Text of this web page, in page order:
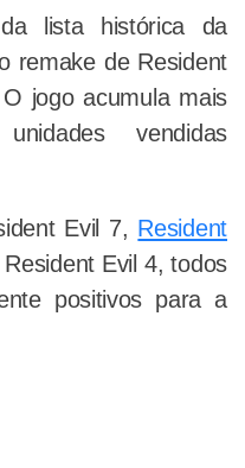
lista histórica da
remake de Resident
jogo acumula mais
vendidas
Evil 7, Resident
Evil 4, todos
positivos para a